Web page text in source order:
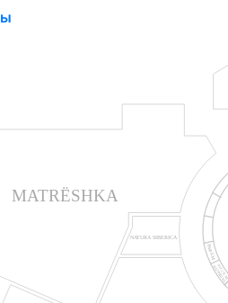
MATRЁSHKA
NATURA SIBERICA
РАФАМ
МАТРЁШКА